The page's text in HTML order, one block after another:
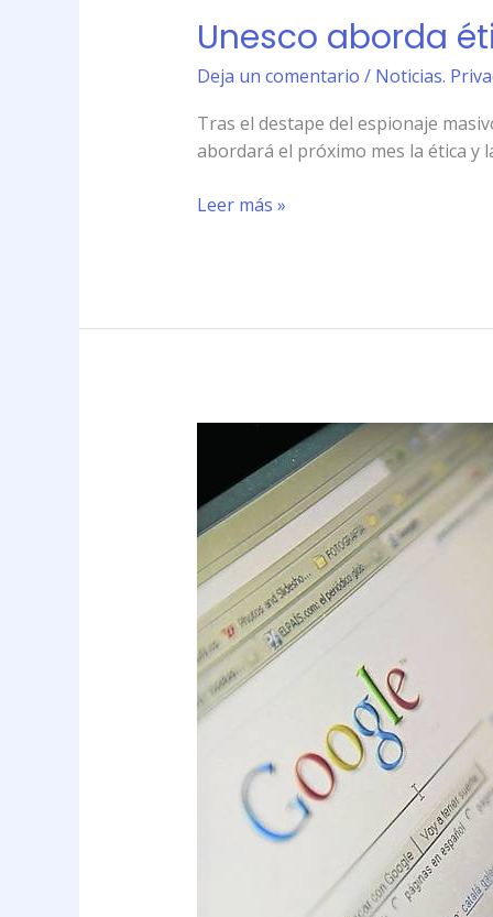
Unesco aborda
Deja un comentario / Noticias.
Tras el destape del espionaje
abordará el próximo mes la ética y
Brasil
Leer más »
fortalece
seguridad
para
dificultar
espionaje